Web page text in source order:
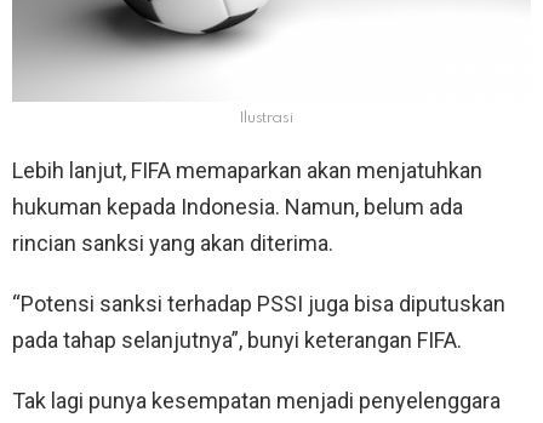
Ilustrasi
Lebih lanjut, FIFA memaparkan akan menjatuhkan
hukuman kepada Indonesia. Namun, belum ada
rincian sanksi yang akan diterima.
“Potensi sanksi terhadap PSSI juga bisa diputuskan
pada tahap selanjutnya”, bunyi keterangan FIFA.
Tak lagi punya kesempatan menjadi penyelenggara